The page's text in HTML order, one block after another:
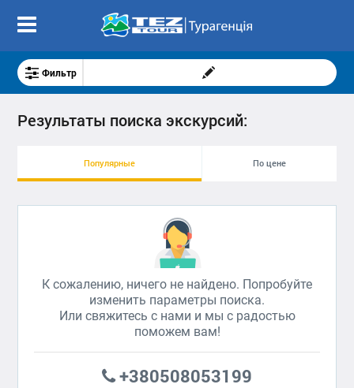
Фильтр
Результаты поиска экскурсий:
Популярные По цене
К сожалению, ничего не найдено. Попробуйте
изменить параметры поиска.
Или свяжитесь с нами и мы с радостью
поможем вам!
+380508053199